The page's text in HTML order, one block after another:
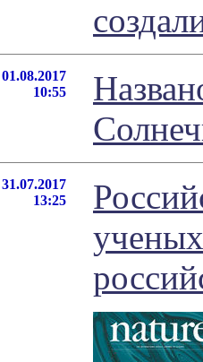
01.08.2017
10:55
31.07.2017
13:25